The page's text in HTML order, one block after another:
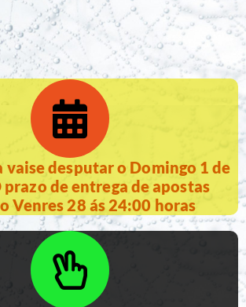
vaise desputar o Domingo 1 de
prazo de entrega de apostas
Venres 28 ás 24:00 horas